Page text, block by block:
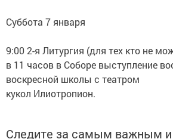
Суббота 7 января
9:00 2-я Литургия (для тех кто не
в 11 часов в Соборе выступление
воскресной школы с театром
кукол Илиотропион.
Следите за самым важным